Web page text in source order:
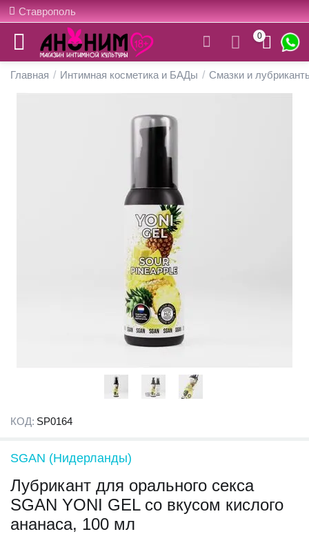
Ставрополь
0
Главная / Интимная косметика и БАДы / Смазки и
КОД: SP0164
SGAN (Нидерланды)
Лубрикант для орального секса
SGAN YONI GEL со вкусом кислого
ананаса, 100 мл